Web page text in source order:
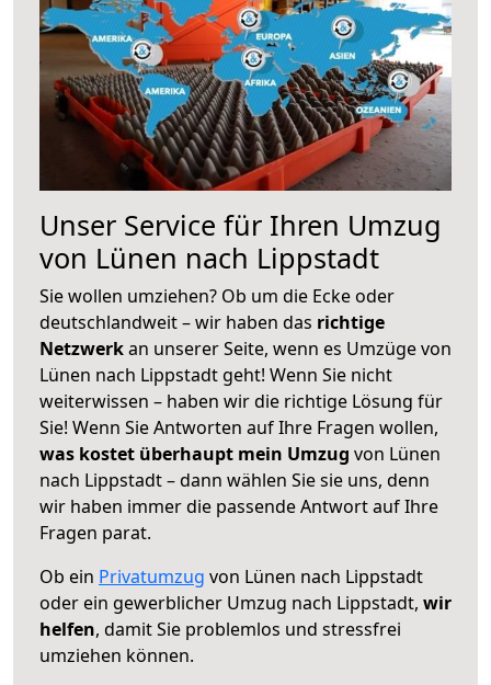
Unser Service für Ihren Umzug
von Lünen nach Lippstadt
Sie wollen umziehen? Ob um die Ecke oder
deutschlandweit – wir haben das richtige
Netzwerkan unserer Seite, wenn es Umzüge von
Lünen nach Lippstadt geht! Wenn Sie nicht
weiterwissen – haben wir die richtige Lösung für
Sie! Wenn Sie Antworten auf Ihre Fragen wollen,
was kostet überhaupt mein Umzug von Lünen
nach Lippstadt – dann wählen Sie sie uns, denn
wir haben immer die passende Antwort auf Ihre
Fragen parat.
Ob ein Privatumzug von Lünen nach Lippstadt
oder ein gewerblicher Umzug nach Lippstadt, wir
helfen, damit Sie problemlos und stressfrei
umziehen können.